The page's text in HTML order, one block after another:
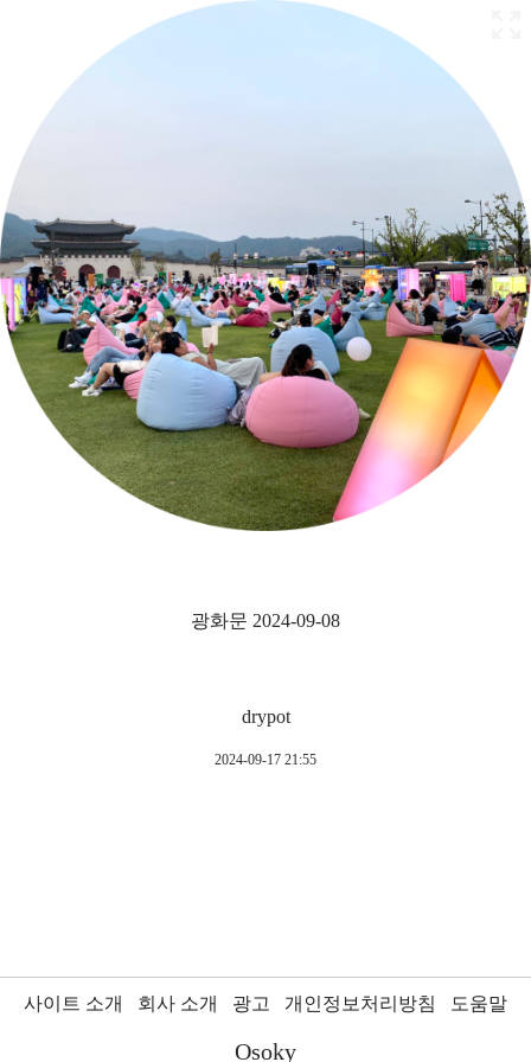
광화문 2024-09-08
drypot
2024-09-17 21:55
사이트 소개 회사 소개 광고 개인정보처리방침 도움말
Osoky